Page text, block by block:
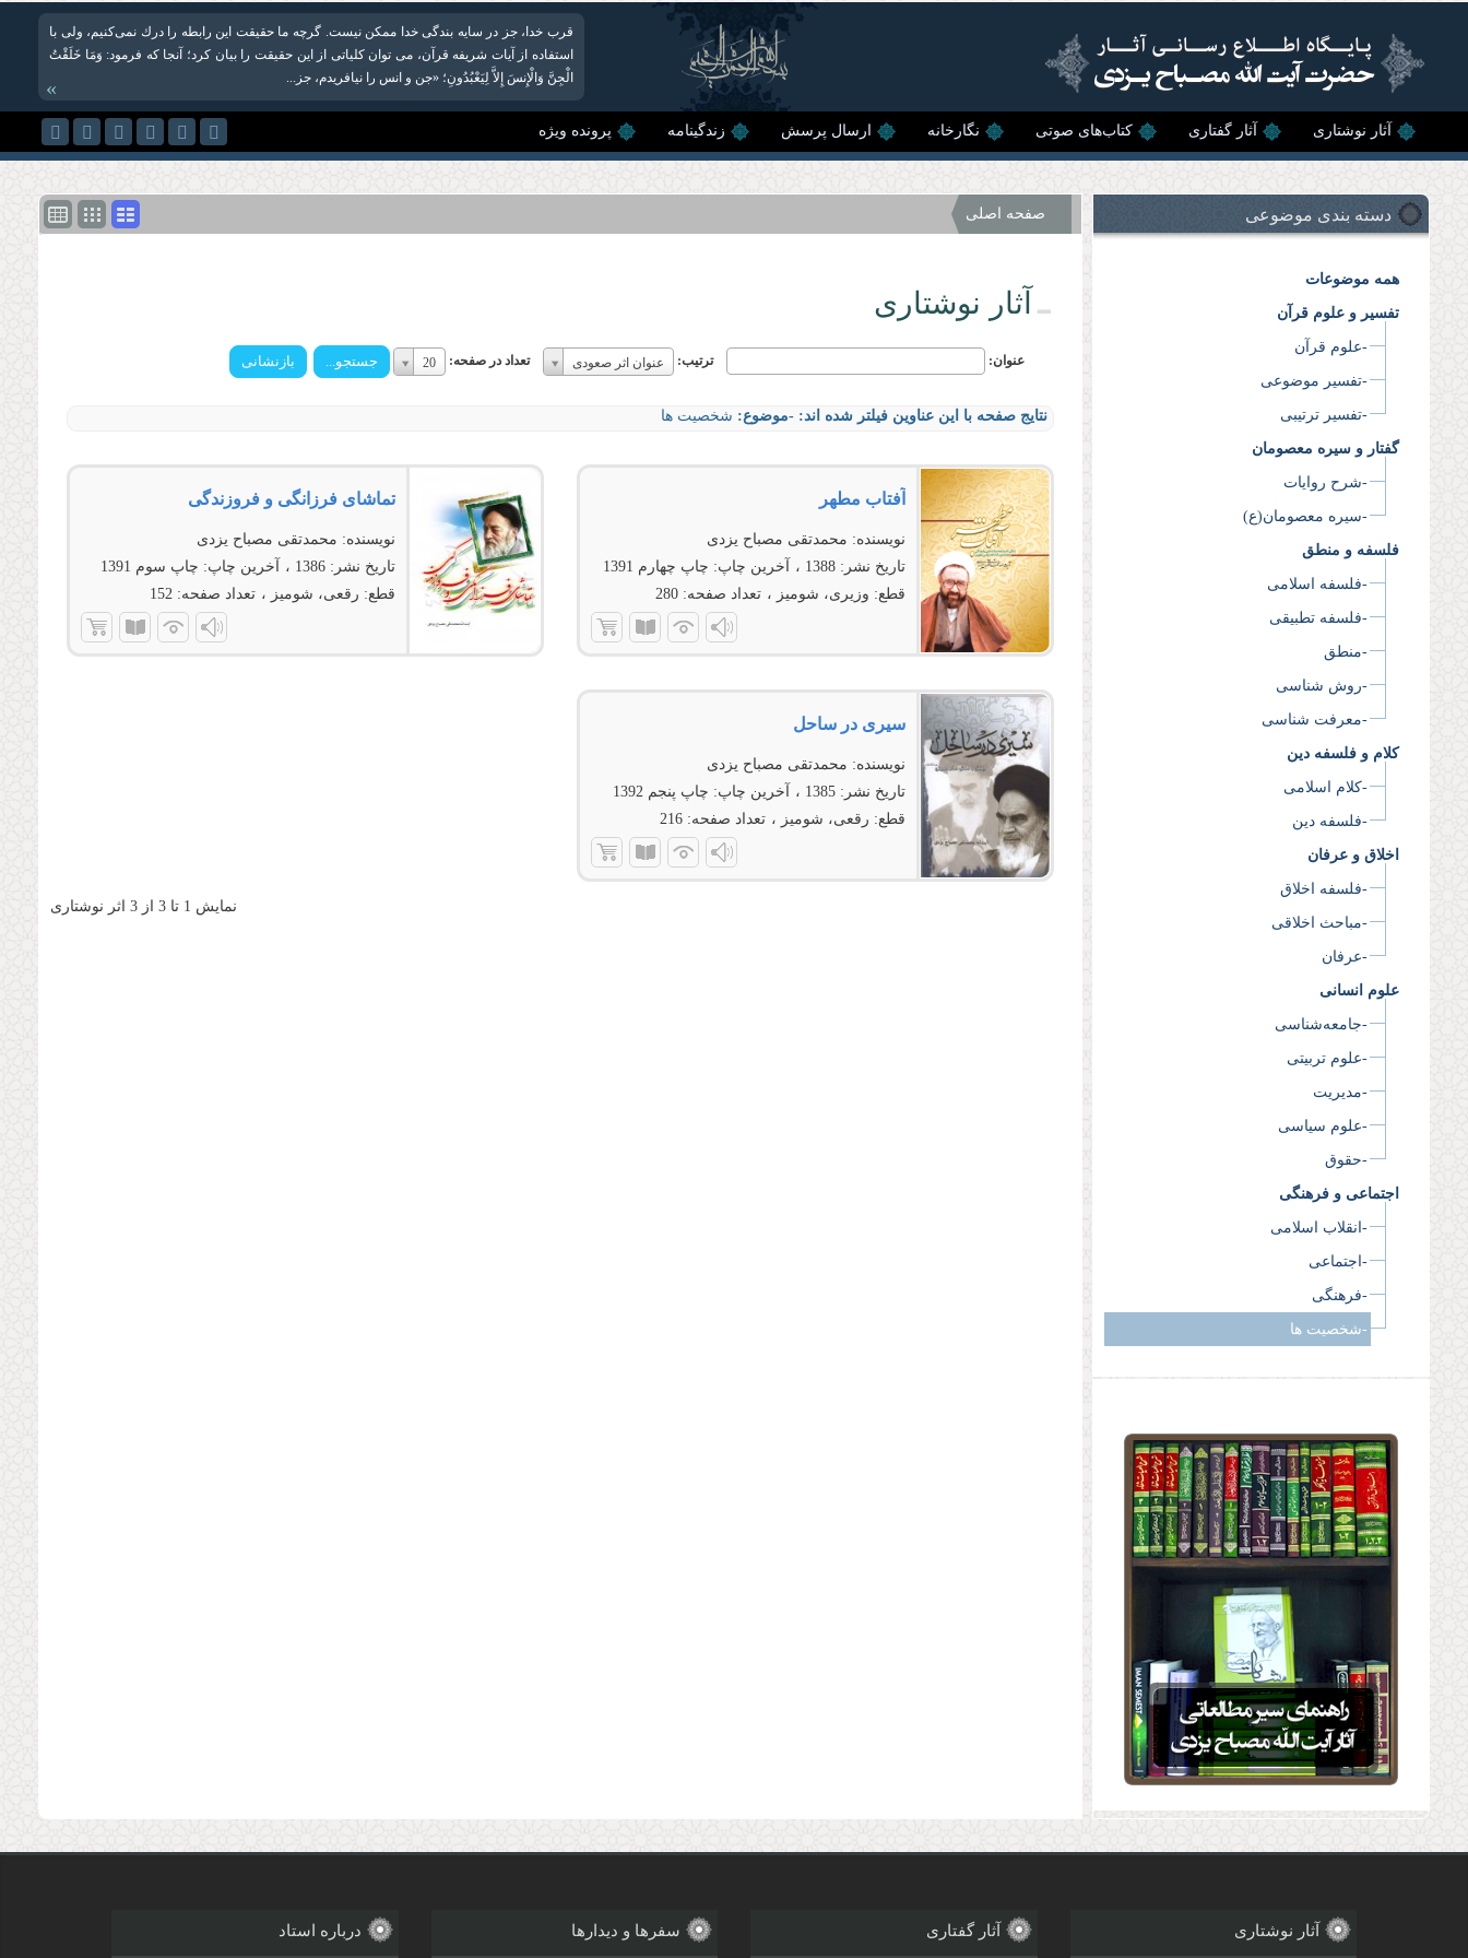
قرب خدا، جز در سایه بندگی خدا ممکن نیست. گرچه ما حقیقت این رابطه را درك نمی‌كنیم، ولی با
استفاده از آیات شریفه قرآن، می توان کلیاتی از این حقیقت را بیان کرد؛ آنجا که فرمود: وَمَا خَلَقْتُ
الْجِنَّ وَالْإِنسَ إِلاَّ لِیَعْبُدُونِ؛ «جن و انس را نیافریدم، جز...
»
آثار نوشتاری آثار گفتاری کتاب‌های صوتی نگارخانه ارسال پرسش زندگینامه پرونده ویژه
دسته بندی موضوعی
همه موضوعات
تفسیر و علوم قرآن
-علوم قرآن
-تفسیر موضوعی
-تفسیر ترتیبی
گفتار و سیره معصومان
-شرح روایات
-سیره معصومان(ع)
فلسفه و منطق
-فلسفه اسلامی
-فلسفه تطبیقی
-منطق
-روش شناسی
-معرفت شناسی
کلام و فلسفه دین
-کلام اسلامی
-فلسفه دین
اخلاق و عرفان
-فلسفه اخلاق
-مباحث اخلاقی
-عرفان
علوم انسانی
-جامعه‌شناسی
-علوم تربیتی
-مدیریت
-علوم سیاسی
-حقوق
اجتماعی و فرهنگی
-انقلاب اسلامی
-اجتماعی
-فرهنگی
-شخصیت ها
صفحه اصلی
آثار نوشتاری
عنوان: ترتیب: عنوان اثر صعودی
ترتیب:
تعداد در صفحه: 20
تعداد
در
نتایج صفحه با این عناوین فیلتر شده اند: -موضوع: شخصیت ها
آفتاب مطهر
نویسنده: محمدتقی مصباح یزدی
تاریخ نشر:1388 آخرین چاپ: چاپ چهارم 1391
قطع: وزیری، شومیز تعداد صفحه:280
تماشای فرزانگی و فروزندگی
نویسنده: محمدتقی مصباح یزدی
تاریخ نشر:1386 آخرین چاپ: چاپ سوم 1391
قطع: رقعی، شومیز تعداد صفحه:152
سیری در ساحل
نویسنده: محمدتقی مصباح یزدی
تاریخ نشر:1385 آخرین چاپ: چاپ پنجم 1392
قطع: رقعی، شومیز تعداد صفحه:216
نمایش 1 تا 3 از 3 اثر نوشتاری
آثار نوشتاری آثار گفتاری سفرها و دیدارها درباره استاد